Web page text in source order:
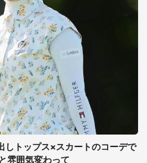
しトップス×スカートのコーデで
雰囲気変わって